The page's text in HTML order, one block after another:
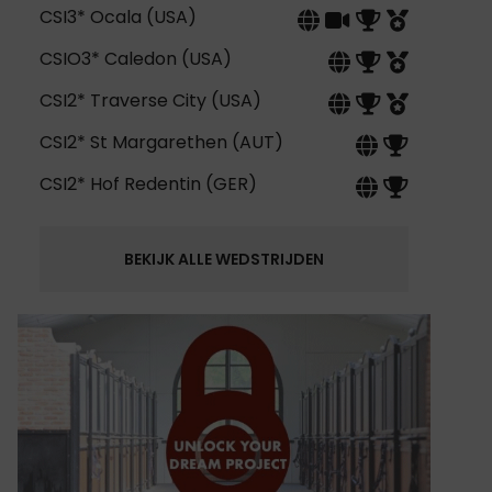
CSI3* Ocala (USA)
CSIO3* Caledon (USA)
CSI2* Traverse City (USA)
CSI2* St Margarethen (AUT)
CSI2* Hof Redentin (GER)
BEKIJK ALLE WEDSTRIJDEN